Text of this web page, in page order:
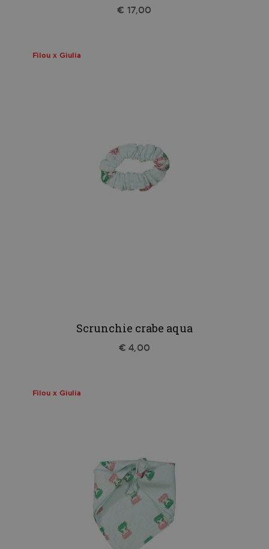
€ 17,00
Filou x Giulia
Scrunchie crabe aqua
€ 4,00
Filou x Giulia